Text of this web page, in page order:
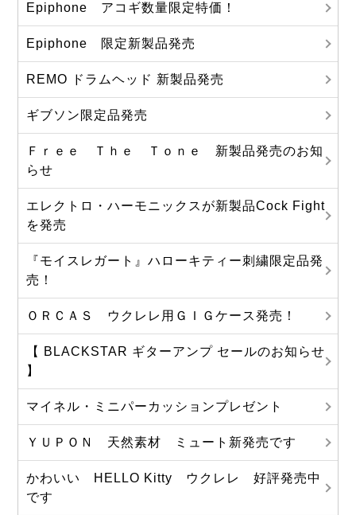
Epiphone アコギ数量限定特価！
Epiphone 限定新製品発売
REMO ドラムヘッド 新製品発売
ギブソン限定品発売
Ｆｒｅｅ Ｔｈｅ Ｔｏｎｅ 新製品発売のお知
らせ
エレクトロ・ハーモニックスが新製品Cock Fight
を発売
『モイスレガート』ハローキティー刺繍限定品発
売！
ＯＲＣＡＳ ウクレレ用ＧＩＧケース発売！
【 BLACKSTAR ギターアンプ セールのお知らせ
】
マイネル・ミニパーカッションプレゼント
ＹＵＰＯＮ 天然素材 ミュート新発売です
かわいい HELLO Kitty ウクレレ 好評発売中
です